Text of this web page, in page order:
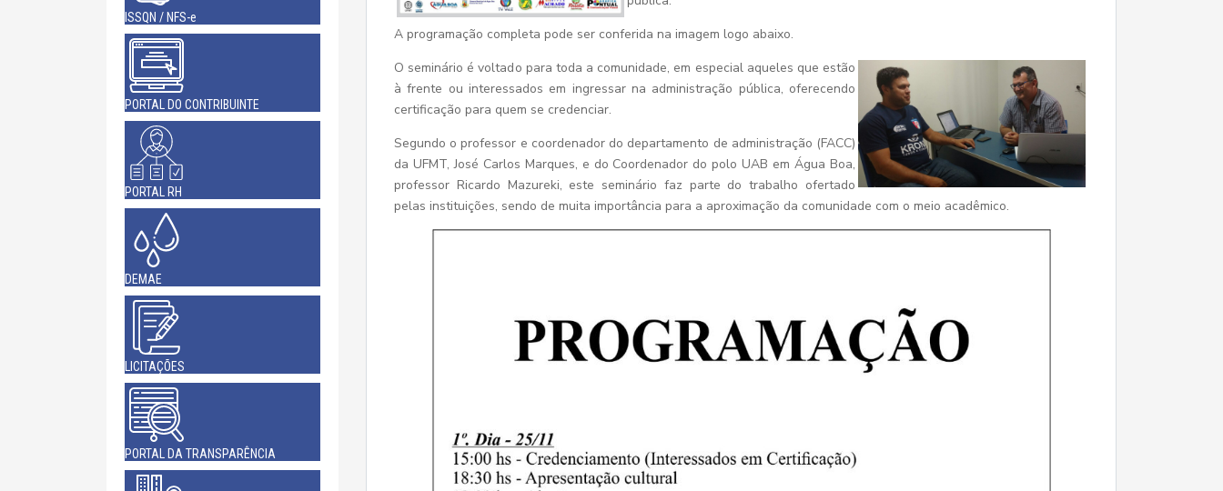
ISSQN / NFS-e
PORTAL DO CONTRIBUINTE
PORTAL RH
DEMAE
LICITAÇÕES
PORTAL DA TRANSPARÊNCIA
A programação completa pode ser conferida na imagem logo abaixo.
O seminário é voltado para toda a comunidade, em especial aqueles que estão
à frente ou interessados em ingressar na administração pública, oferecendo
certificação para quem se credenciar.
Segundo o professor e coordenador do departamento de administração (FACC)
da UFMT, José Carlos Marques, e do Coordenador do polo UAB em Água Boa,
professor Ricardo Mazureki, este seminário faz parte do trabalho ofertado
pelas instituições, sendo de muita importância para a aproximação da comunidade com o meio acadêmico.